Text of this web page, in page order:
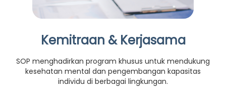
Kemitraan & Kerjasama
SOP menghadirkan program khusus untuk mendukung
kesehatan mental dan pengembangan kapasitas
individu di berbagai lingkungan.